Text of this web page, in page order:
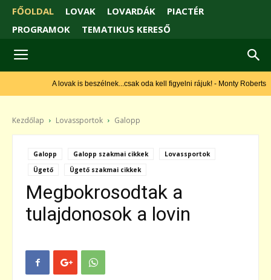
FŐOLDAL LOVAK LOVARDÁK
PIACTÉR
PROGRAMOK
TEMATIKUS KERESŐ
A lovak is beszélnek...csak oda kell figyelni rájuk! - Monty Roberts
Kezdőlap Lovassportok Galopp
Galopp Galopp szakmai cikkek
Lovassportok
Ügető
Ügető szakmai cikkek
Megbokrosodtak a
tulajdonosok a lovin